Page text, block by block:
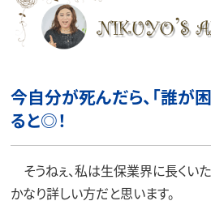
今自分が死んだら、「誰が
ると◎！
そうねぇ、私は生保業界に長くい
かなり詳しい方だと思います。